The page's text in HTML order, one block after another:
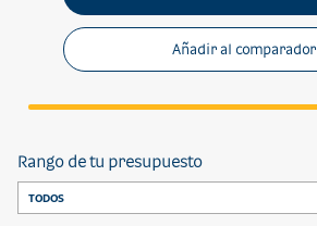
Añadir al comparador
Rango de tu presupuesto